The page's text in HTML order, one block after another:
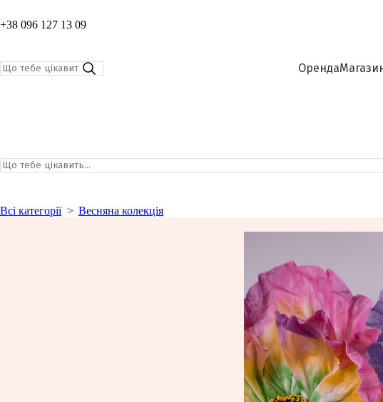
+38 096 127 13 09
Оренда
Всі категорії Весняна колекція